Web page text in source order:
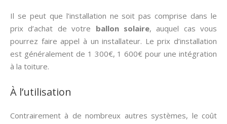
Il se peut que l’installation ne soit pas comprise dans le
prix d’achat de votre ballon solaire, auquel cas vous
pourrez faire appel à un installateur. Le prix d’installation
est généralement de 1 300€, 1 600€ pour une intégration
à la toiture.
À l’utilisation
Contrairement à de nombreux autres systèmes, le coût